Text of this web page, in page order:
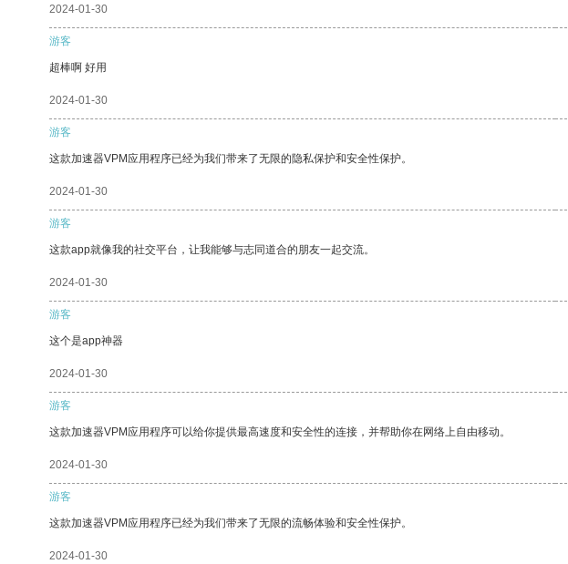
2024-01-30
游客
超棒啊 好用
2024-01-30
游客
这款加速器VPM应用程序已经为我们带来了无限的隐私保护和安全性保护。
2024-01-30
游客
这款app就像我的社交平台，让我能够与志同道合的朋友一起交流。
2024-01-30
游客
这个是app神器
2024-01-30
游客
这款加速器VPM应用程序可以给你提供最高速度和安全性的连接，并帮助你在网络上自由移动。
2024-01-30
游客
这款加速器VPM应用程序已经为我们带来了无限的流畅体验和安全性保护。
2024-01-30